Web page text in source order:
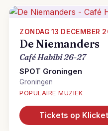
ZONDAG 13 DECEMBER
De Niemanders
Café Habibi 26-27
SPOT Groningen
Groningen
POPULAIRE MUZIEK
Tickets op Klicket